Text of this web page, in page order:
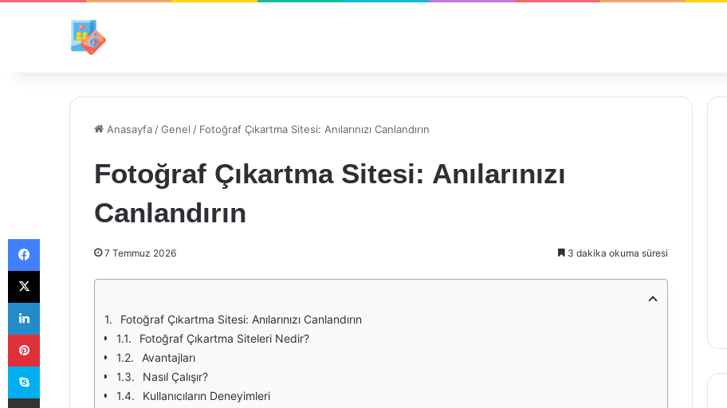
Anasayfa /Genel / Fotoğraf Çıkartma Sitesi: Anılarınızı Canlandırın
Fotoğraf Çıkartma Sitesi: Anılarınızı
Canlandırın
7 Temmuz 2026 3 dakika okuma süresi
Fotoğraf Çıkartma Sitesi: Anılarınızı Canlandırın
Fotoğraf Çıkartma Siteleri Nedir?
Avantajları
Nasıl Çalışır?
Kullanıcıların Deneyimleri
Facebook
X
LinkedIn
Pinterest
Skype
E-Posta ile paylaş